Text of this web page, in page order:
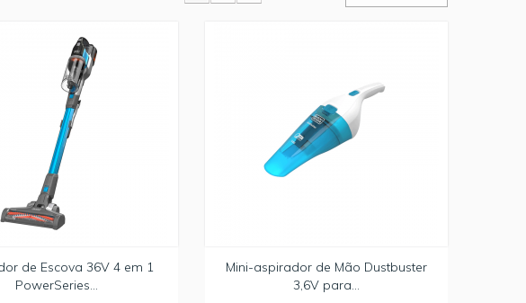
de Escova 36V 4 em 1
PowerSeries...
Mini-aspirador de Mão Dustbuster
3,6V para...